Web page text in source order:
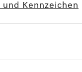
Kennzeichen